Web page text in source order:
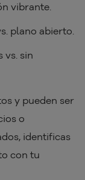
vibrante.
plano abierto.
vs. sin
y pueden ser
o
identificas
con tu